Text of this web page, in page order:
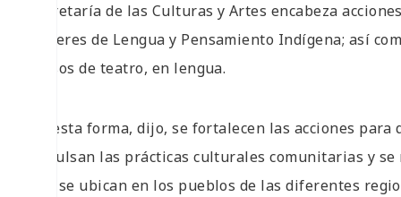
Secretaría de las Culturas y Artes encabeza
Talleres de Lengua y Pensamiento Indígena; así
cursos de teatro, en lengua.
De esta forma, dijo, se fortalecen las acciones
impulsan las prácticas culturales comunitarias y
que se ubican en los pueblos de las diferentes